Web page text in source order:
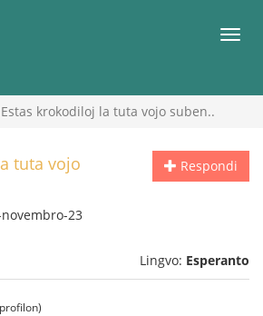
Estas krokodiloj la tuta vojo suben..
Respondi
tuta vojo
23
Lingvo: Esperanto